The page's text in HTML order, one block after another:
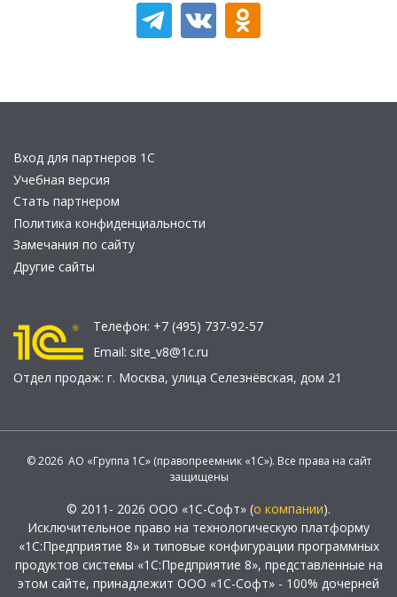
Вход для партнеров 1С
Учебная версия
Стать партнером
Политика конфиденциальности
Замечания по сайту
Другие сайты
Телефон: +7 (495) 737-92-57
Email: site_v8@1c.ru
Отдел продаж: г. Москва, улица Селезнёвская, дом 21
© 2026 АО «Группа 1С» (правопреемник «1С»). Все права на сайт
защищены
© 2011- 2026 ООО «1С-Софт» (о компании).
Исключительное право на технологическую платформу
«1С:Предприятие 8» и типовые конфигурации программных
продуктов системы «1С:Предприятие 8», представленные на
этом сайте, принадлежит ООО «1С-Софт» - 100% дочерней